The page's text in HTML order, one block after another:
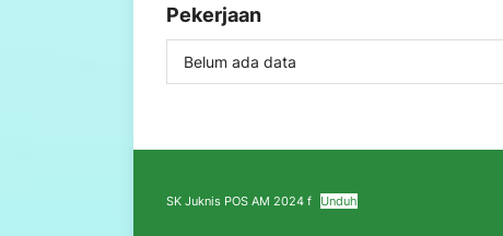
Pekerjaan
Belum ada data
SK Juknis POS AM 2024 f Unduh